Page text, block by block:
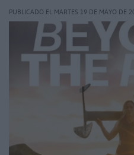
PUBLICADO EL MARTES 19 DE MAYO DE